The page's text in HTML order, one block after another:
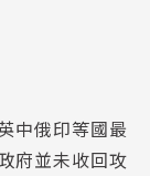
中俄印等國最
府並未收回攻